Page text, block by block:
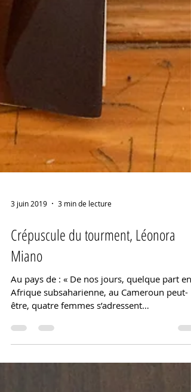
3 juin 2019 3 min de lecture
Crépuscule du tourment, Léonora
Miano
Au pays de : « De nos jours, quelque part en
être, quatre femmes s’adressent
successivement au même